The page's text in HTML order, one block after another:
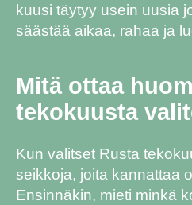
kuusi täytyy usein uusia
säästää aikaa, rahaa ja
Mitä ottaa
tekokuusta
Kun valitset Rusta
seikkoja, joita kannattaa
Ensinnäkin, mieti minkä